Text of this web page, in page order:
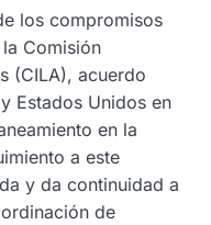
los compromisos
Comisión
(CILA), acuerdo
Estados Unidos en
en la
a este
y da continuidad a
de